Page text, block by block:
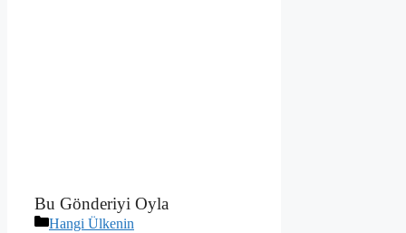
Bu Gönderiyi Oyla
Kategoriler
Hangi Ülkenin